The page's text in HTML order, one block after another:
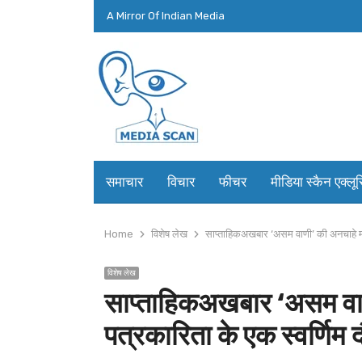
A Mirror Of Indian Media
समाचार विचार फीचर मीडिया स्कैन
Home विशेष लेख साप्ताहिकअखबार ‘असम वाणी’ की अनचाहे
विशेष लेख
साप्ताहिकअखबार ‘असम
पत्रकारिता के एक स्वर्णिम